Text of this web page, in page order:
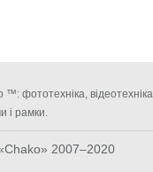
фототехніка, відеотехніка,
і рамки.
2007–2020